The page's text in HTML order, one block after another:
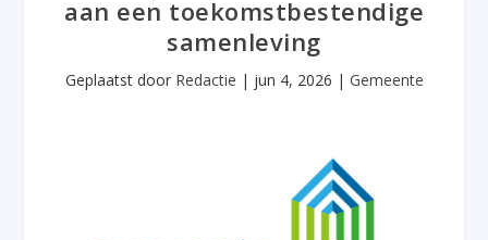
aan een toekomstbestendige
samenleving
Geplaatst door Redactie | jun 4, 2026 | Gemeente